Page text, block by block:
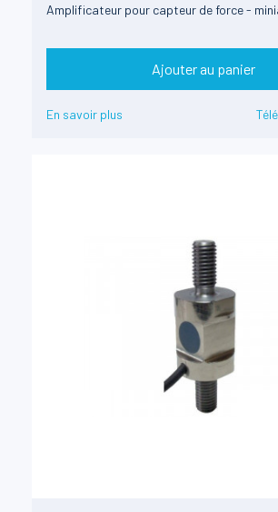
Amplificateur pour capteur de force -
Ajouter au panier
En savoir plus